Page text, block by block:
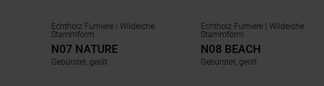
Echtholz Furniere | Wildeiche
Stammform
N07 NATURE
Gebürstet, geölt
Echtholz Furniere | Wildeiche
Stammform
N08 BEACH
Gebürstet, geölt